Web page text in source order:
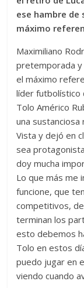
ese hambre de
máximo
Maximiliano
pretemporada y
el máximo
líder futbolístico
Tolo Américo
una
Vista y dejó en
sea
doy mucha
Lo que más me
funcione, que
competitivos,
terminan los
esto debemos
Tolo en estos
puedo jugar en
viendo cuando